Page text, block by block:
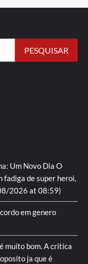
Um Novo Dia O
fadiga de super heroi,
2026 at 08:59)
em genero
muito bom. A critica
ja que é